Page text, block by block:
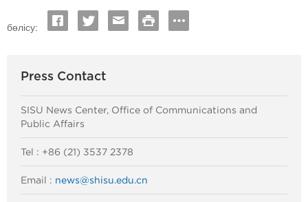
бөлісу:
Press Contact
SISU News Center, Office of Communications and
Public Affairs
Tel : +86 (21) 3537 2378
Email : news@shisu.edu.cn